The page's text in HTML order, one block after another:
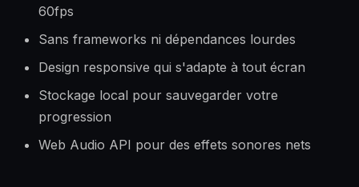
60fps
Sans frameworks ni dépendances lourdes
Design responsive qui s'adapte à tout écran
Stockage local pour sauvegarder votre
progression
Web Audio API pour des effets sonores nets